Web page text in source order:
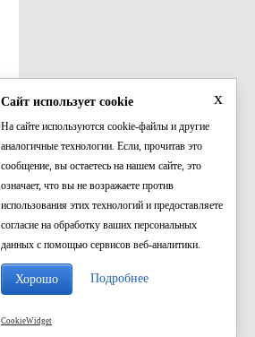
x
Сайт использует cookie
На сайте используются cookie-файлы и другие
аналогичные технологии. Если, прочитав это
сообщение, вы остаетесь на нашем сайте, это
означает, что вы не возражаете против
использования этих технологий и предоставляете
согласие на обработку ваших персональных
данных с помощью сервисов веб-аналитики.
Хорошо Подробнее
CookieWidget